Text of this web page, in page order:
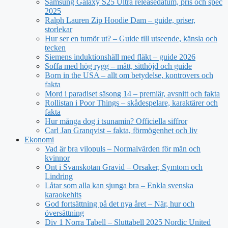
Samsung Galaxy S25 Ultra releasedatum, pris och spec
2025
Ralph Lauren Zip Hoodie Dam – guide, priser,
storlekar
Hur ser en tumör ut? – Guide till utseende, känsla och
tecken
Siemens induktionshäll med fläkt – guide 2026
Soffa med hög rygg – mått, sitthöjd och guide
Born in the USA – allt om betydelse, kontrovers och
fakta
Mord i paradiset säsong 14 – premiär, avsnitt och fakta
Rollistan i Poor Things – skådespelare, karaktärer och
fakta
Hur många dog i tsunamin? Officiella siffror
Carl Jan Granqvist – fakta, förmögenhet och liv
Ekonomi
Vad är bra vilopuls – Normalvärden för män och
kvinnor
Ont i Svanskotan Gravid – Orsaker, Symtom och
Lindring
Låtar som alla kan sjunga bra – Enkla svenska
karaokehits
God fortsättning på det nya året – När, hur och
översättning
Div 1 Norra Tabell – Sluttabell 2025 Nordic United